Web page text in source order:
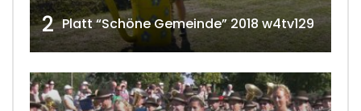
2 Platt “Schöne Gemeinde” 2018 w4tv129